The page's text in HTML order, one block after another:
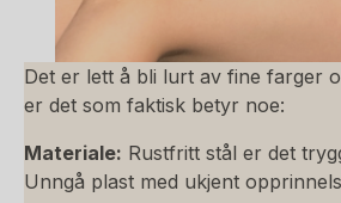
Det er lett å bli lurt av fine farger
er det som faktisk betyr noe:
Materiale: Rustfritt stål er det
Unngå plast med ukjent